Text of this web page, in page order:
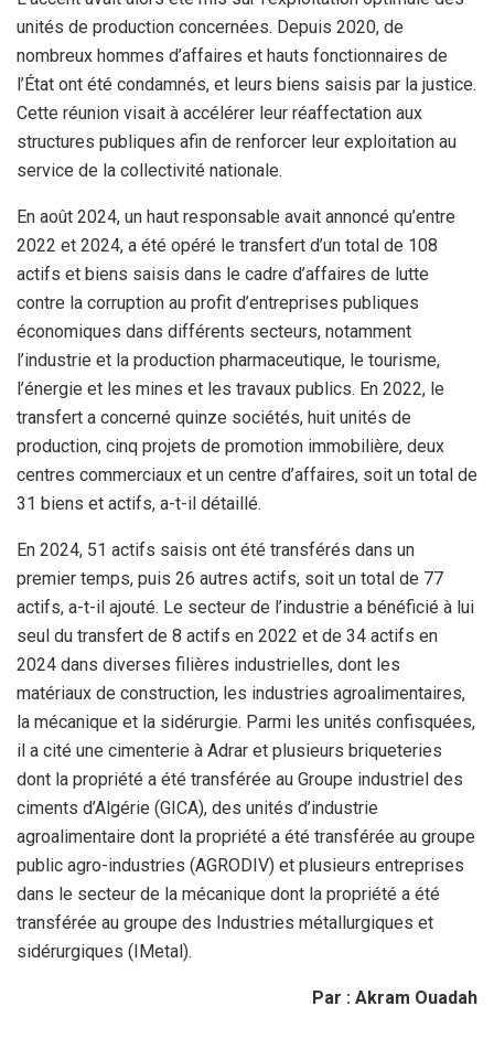
unités de production concernées. Depuis 2020, de
nombreux hommes d’affaires et hauts fonctionnaires de
l’État ont été condamnés, et leurs biens saisis par la justice.
Cette réunion visait à accélérer leur réaffectation aux
structures publiques afin de renforcer leur exploitation au
service de la collectivité nationale.
En août 2024, un haut responsable avait annoncé qu’entre
2022 et 2024, a été opéré le transfert d’un total de 108
actifs et biens saisis dans le cadre d’affaires de lutte
contre la corruption au profit d’entreprises publiques
économiques dans différents secteurs, notamment
l’industrie et la production pharmaceutique, le tourisme,
l’énergie et les mines et les travaux publics. En 2022, le
transfert a concerné quinze sociétés, huit unités de
production, cinq projets de promotion immobilière, deux
centres commerciaux et un centre d’affaires, soit un total de
31 biens et actifs, a-t-il détaillé.
En 2024, 51 actifs saisis ont été transférés dans un
premier temps, puis 26 autres actifs, soit un total de 77
actifs, a-t-il ajouté. Le secteur de l’industrie a bénéficié à lui
seul du transfert de 8 actifs en 2022 et de 34 actifs en
2024 dans diverses filières industrielles, dont les
matériaux de construction, les industries agroalimentaires,
la mécanique et la sidérurgie. Parmi les unités confisquées,
il a cité une cimenterie à Adrar et plusieurs briqueteries
dont la propriété a été transférée au Groupe industriel des
ciments d’Algérie (GICA), des unités d’industrie
agroalimentaire dont la propriété a été transférée au groupe
public agro-industries (AGRODIV) et plusieurs entreprises
dans le secteur de la mécanique dont la propriété a été
transférée au groupe des Industries métallurgiques et
sidérurgiques (IMetal).
Par : Akram Ouadah